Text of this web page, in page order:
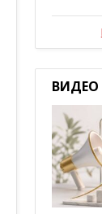
ВИДЕО